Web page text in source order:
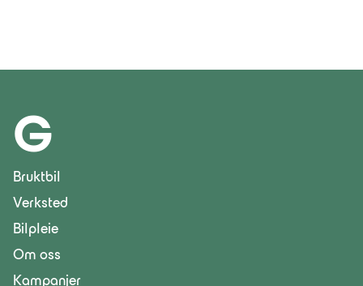
G
Bruktbil
Verksted
Bilpleie
Om oss
Kampanjer